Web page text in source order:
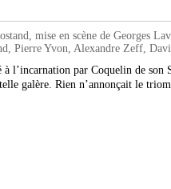
mise en scène de Georges
Pierre Yvon, Alexandre Zeff,
l’incarnation par Coquelin de
galère. Rien n’annonçait le